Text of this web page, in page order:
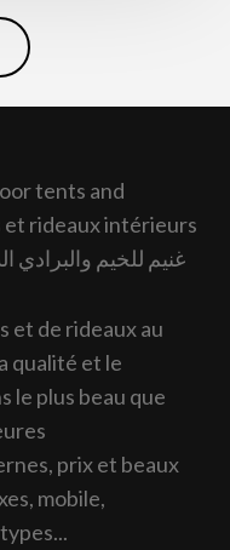
et de rideaux au
qualité et le
le plus beau que
prix et beaux
mobile,